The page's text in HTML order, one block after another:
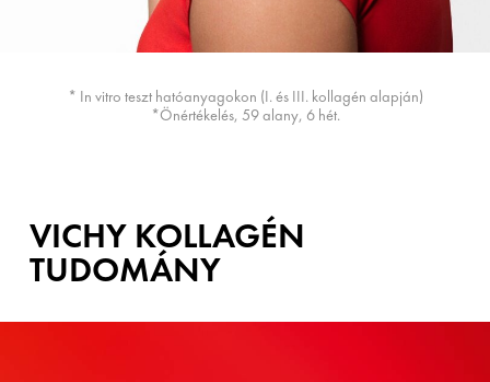
* In vitro teszt hatóanyagokon (I. és III. kollagén alapján)
*Önértékelés, 59 alany, 6 hét.
VICHY KOLLAGÉN
TUDOMÁNY